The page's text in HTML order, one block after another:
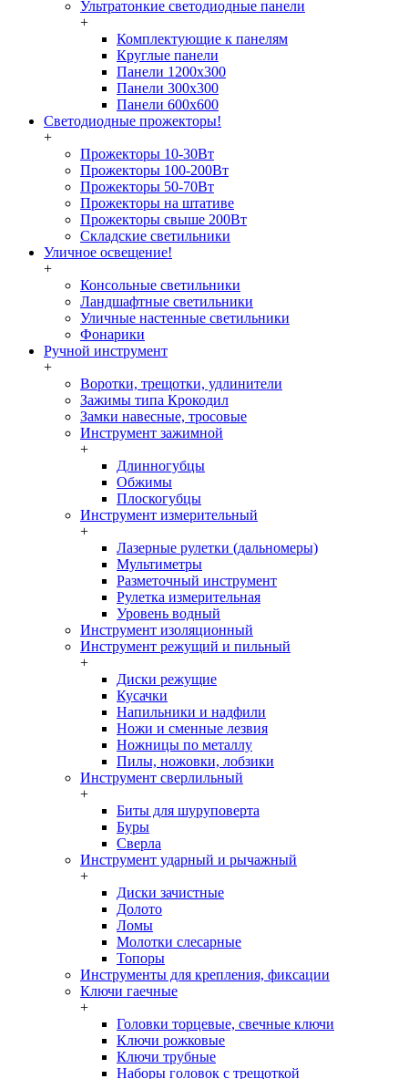
Ультратонкие светодиодные панели
+
Комплектующие к панелям
Круглые панели
Панели 1200х300
Панели 300х300
Панели 600х600
Светодиодные прожекторы!
+
Прожекторы 10-30Вт
Прожекторы 100-200Вт
Прожекторы 50-70Вт
Прожекторы на штативе
Прожекторы свыше 200Вт
Складские светильники
Уличное освещение!
+
Консольные светильники
Ландшафтные светильники
Уличные настенные светильники
Фонарики
Ручной инструмент
+
Воротки, трещотки, удлинители
Зажимы типа Крокодил
Замки навесные, тросовые
Инструмент зажимной
+
Длинногубцы
Обжимы
Плоскогубцы
Инструмент измерительный
+
Лазерные рулетки (дальномеры)
Мультиметры
Разметочный инструмент
Рулетка измерительная
Уровень водный
Инструмент изоляционный
Инструмент режущий и пильный
+
Диски режущие
Кусачки
Напильники и надфили
Ножи и сменные лезвия
Ножницы по металлу
Пилы, ножовки, лобзики
Инструмент сверлильный
+
Биты для шуруповерта
Буры
Сверла
Инструмент ударный и рычажный
+
Диски зачистные
Долото
Ломы
Молотки слесарные
Топоры
Инструменты для крепления, фиксации
Ключи гаечные
+
Головки торцевые, свечные ключи
Ключи рожковые
Ключи трубные
Наборы головок c трещоткой